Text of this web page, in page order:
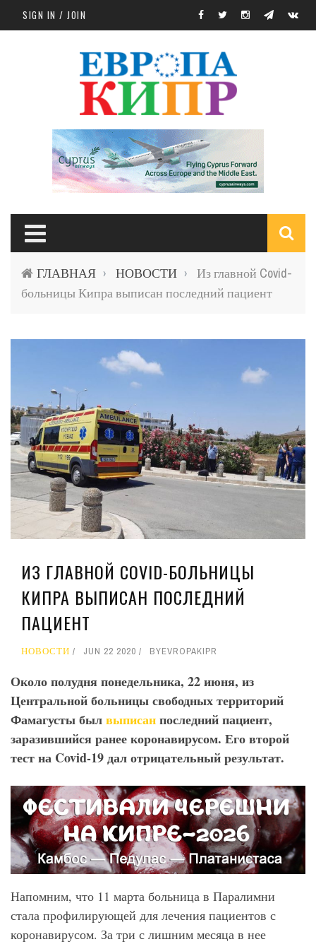
Skip to main content
SIGN IN / JOIN
ГЛАВНАЯ › НОВОСТИ ›
Из главной Covid-
больницы Кипра выписан последний пациент
ИЗ ГЛАВНОЙ COVID-БОЛЬНИЦЫ
КИПРА ВЫПИСАН ПОСЛЕДНИЙ
ПАЦИЕНТ
НОВОСТИ JUN 22 2020 BYEVROPAKIPR
Около полудня понедельника, 22 июня, из
Центральной больницы свободных территорий
Фамагусты былвыписанпоследний пациент,
заразившийся ранее коронавирусом. Его второй
тест на Covid-19 дал отрицательный результат.
Напомним, что 11 марта больница в Паралимни
стала профилирующей для лечения пациентов с
коронавирусом. За три с лишним месяца в нее